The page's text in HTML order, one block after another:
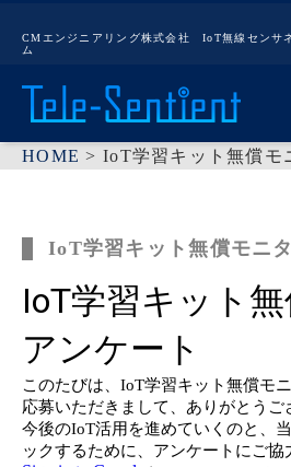
CMエンジニアリング株式会社 IoT無線センサ
ム
HOME > IoT学習キット無償モ
IoT学習キット無償モニ